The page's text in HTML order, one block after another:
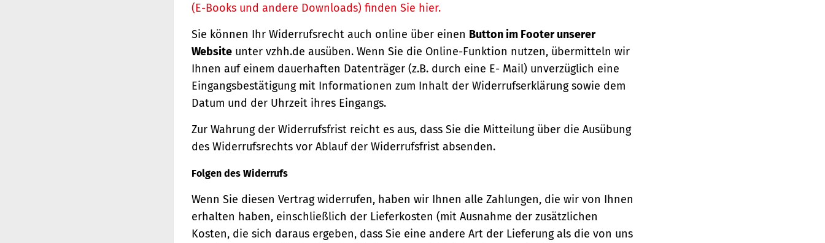
(E-Books und andere Downloads) finden Sie hier.
Sie können Ihr Widerrufsrecht auch online über einen Button im Footer unserer
Website unter vzhh.de ausüben. Wenn Sie die Online-Funktion nutzen, übermitteln wir
Ihnen auf einem dauerhaften Datenträger (z.B. durch eine E- Mail) unverzüglich eine
Eingangsbestätigung mit Informationen zum Inhalt der Widerrufserklärung sowie dem
Datum und der Uhrzeit ihres Eingangs.
Zur Wahrung der Widerrufsfrist reicht es aus, dass Sie die Mitteilung über die Ausübung
des Widerrufsrechts vor Ablauf der Widerrufsfrist absenden.
Folgen des Widerrufs
Wenn Sie diesen Vertrag widerrufen, haben wir Ihnen alle Zahlungen, die wir von Ihnen
erhalten haben, einschließlich der Lieferkosten (mit Ausnahme der zusätzlichen
Kosten, die sich daraus ergeben, dass Sie eine andere Art der Lieferung als die von uns